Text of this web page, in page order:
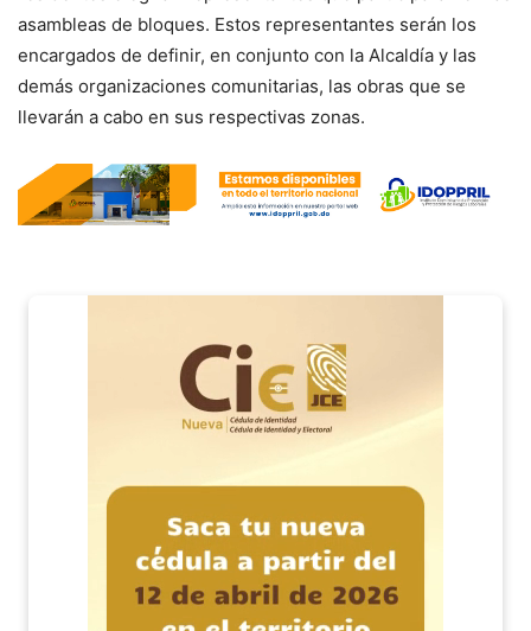
asambleas de bloques. Estos representantes serán los
encargados de definir, en conjunto con la Alcaldía y las
demás organizaciones comunitarias, las obras que se
llevarán a cabo en sus respectivas zonas.